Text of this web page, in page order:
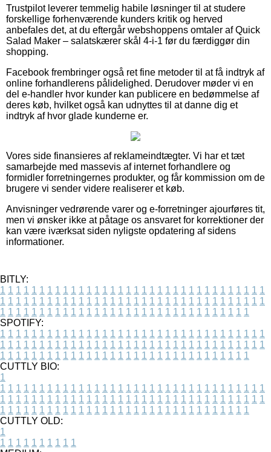
Trustpilot leverer temmelig habile løsninger til at studere
forskellige forhenværende kunders kritik og herved
anbefales det, at du eftergår webshoppens omtaler af Quick
Salad Maker – salatskærer skål 4-i-1 før du færdiggør din
shopping.
Facebook frembringer også ret fine metoder til at få indtryk af
online forhandlerens pålidelighed. Derudover møder vi en
del e-handler hvor kunder kan publicere en bedømmelse af
deres køb, hvilket også kan udnyttes til at danne dig et
indtryk af hvor glade kunderne er.
Vores side finansieres af reklameindtægter. Vi har et tæt
samarbejde med massevis af internet forhandlere og
formidler forretningernes produkter, og får kommission om de
brugere vi sender videre realiserer et køb.
Anvisninger vedrørende varer og e-forretninger ajourføres tit,
men vi ønsker ikke at påtage os ansvaret for korrektioner der
kan være iværksat siden nyligste opdatering af sidens
informationer.
BITLY:
1 1 1 1 1 1 1 1 1 1 1 1 1 1 1 1 1 1 1 1 1 1 1 1 1 1 1 1 1 1 1 1 1 1
1 1 1 1 1 1 1 1 1 1 1 1 1 1 1 1 1 1 1 1 1 1 1 1 1 1 1 1 1 1 1 1 1 1
1 1 1 1 1 1 1 1 1 1 1 1 1 1 1 1 1 1 1 1 1 1 1 1 1 1 1 1 1 1 1 1
SPOTIFY:
1 1 1 1 1 1 1 1 1 1 1 1 1 1 1 1 1 1 1 1 1 1 1 1 1 1 1 1 1 1 1 1 1 1
1 1 1 1 1 1 1 1 1 1 1 1 1 1 1 1 1 1 1 1 1 1 1 1 1 1 1 1 1 1 1 1 1 1
1 1 1 1 1 1 1 1 1 1 1 1 1 1 1 1 1 1 1 1 1 1 1 1 1 1 1 1 1 1 1 1
CUTTLY BIO:
1
1 1 1 1 1 1 1 1 1 1 1 1 1 1 1 1 1 1 1 1 1 1 1 1 1 1 1 1 1 1 1 1 1 1
1 1 1 1 1 1 1 1 1 1 1 1 1 1 1 1 1 1 1 1 1 1 1 1 1 1 1 1 1 1 1 1 1 1
1 1 1 1 1 1 1 1 1 1 1 1 1 1 1 1 1 1 1 1 1 1 1 1 1 1 1 1 1 1 1 1
CUTTLY OLD:
1
1 1 1 1 1 1 1 1 1 1